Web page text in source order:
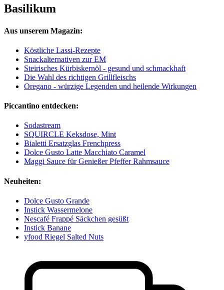
Basilikum
Aus unserem Magazin:
Köstliche Lassi-Rezepte
Snackalternativen zur EM
Steirisches Kürbiskernöl - gesund und schmackhaft
Die Wahl des richtigen Grillfleischs
Oregano - würzige Legenden und heilende Wirkungen
Piccantino entdecken:
Sodastream
SQUIRCLE Keksdose, Mint
Bialetti Ersatzglas Frenchpress
Dolce Gusto Latte Macchiato Caramel
Maggi Sauce für Genießer Pfeffer Rahmsauce
Neuheiten:
Dolce Gusto Grande
Instick Wassermelone
Nescafé Frappé Säckchen gesüßt
Instick Banane
yfood Riegel Salted Nuts